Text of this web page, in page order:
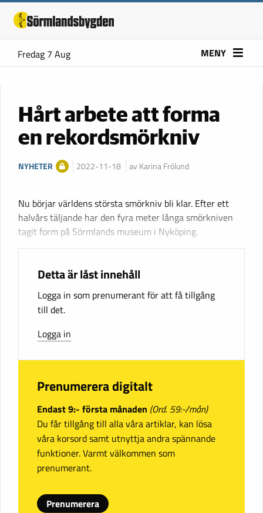
Fredag 7 Aug MENY
Hårt arbete att forma
en rekordsmörkniv
NYHETER 2022-11-18 av Karina Frölund
Nu börjar världens största smörkniv bli klar. Efter ett
halvårs täljande har den fyra meter långa smörkniven
tagit form på Sörmlands museum i Nyköping.
Detta är låst innehåll
Logga in som prenumerant för att få tillgång
till det.
Logga in
Prenumerera digitalt
Endast 9:- första månaden (Ord. 59:-/mån)
Du får tillgång till alla våra artiklar, kan lösa
våra korsord samt utnyttja andra spännande
funktioner. Varmt välkommen som
prenumerant.
Prenumerera